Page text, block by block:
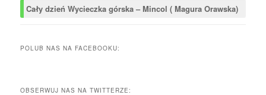
Cały dzieńWycieczka górska – Mincol ( Magura Orawska)
POLUB NAS NA FACEBOOKU:
OBSERWUJ NAS NA TWITTERZE: